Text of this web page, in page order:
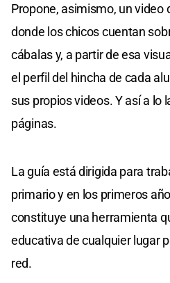
Propone, asimismo, un video
donde los chicos cuentan
cábalas y, a partir de esa
el perfil del hincha de cada
sus propios videos. Y así a lo
páginas.
La guía está dirigida para
primario y en los primeros
constituye una herramienta
educativa de cualquier lugar
red.